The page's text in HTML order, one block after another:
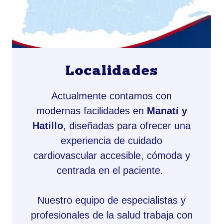
Localidades
Actualmente contamos con
modernas facilidades en Manatí y
Hatillo, diseñadas para ofrecer una
experiencia de cuidado
cardiovascular accesible, cómoda y
centrada en el paciente.
Nuestro equipo de especialistas y
profesionales de la salud trabaja con